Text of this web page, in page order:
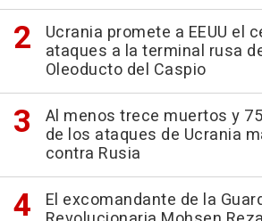
Ucrania promete a EEUU el
ataques a la terminal rusa
Oleoducto del Caspio
Al menos trece muertos y
de los ataques de Ucrania
contra Rusia
El excomandante de la